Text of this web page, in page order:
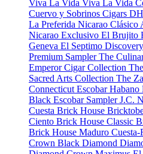
Viva La Vida Viva La Vida
Cuervo y Sobrinos Cigars
La Preferida Nicarao Clásico
Nicarao Exclusivo El Brujito
Geneva El Septimo
Premium SamplerThe
Emperor Cigar Collection
Sacred Arts Collection The
Connecticut Escobar Habano
Black Escobar SamplerJ.C.
Cuesta Brick House
Ciento Brick House Classic
Brick House Maduro
Crown Black Diamond